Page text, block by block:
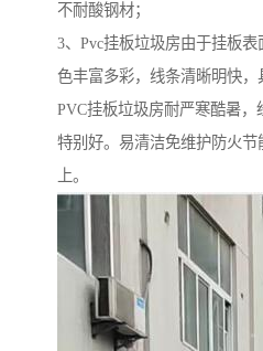
不耐酸钢材；
3、Pvc挂板垃圾房由于挂板
色丰富多彩，线条清晰明快
PVC挂板垃圾房耐严寒酷暑
特别好。易清洁免维护防火节
上。